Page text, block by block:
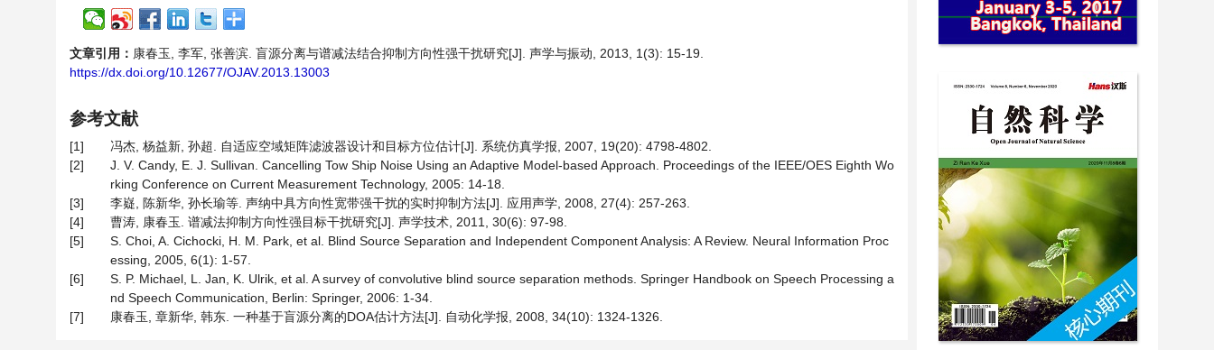
文章引用： 康春玉, 李军, 张善滨. 盲源分离与谱减法结合抑制方向性强干扰研究[J]. 声学与振动, 2013, 1(3): 15-19.
https://dx.doi.org/10.12677/OJAV.2013.13003
参考文献
[1]
冯杰, 杨益新, 孙超. 自适应空域矩阵滤波器设计和目标方位估计[J]. 系统仿真学报, 2007, 19(20): 4798-4802.
[2]
J. V. Candy, E. J. Sullivan. Cancelling Tow Ship Noise Using an Adaptive Model-based Approach. Proceedings of the IEEE/OES Eighth Wo
rking Conference on Current Measurement Technology, 2005: 14-18.
[3]
李嶷, 陈新华, 孙长瑜等. 声纳中具方向性宽带强干扰的实时抑制方法[J]. 应用声学, 2008, 27(4): 257-263.
[4]
曹涛, 康春玉. 谱减法抑制方向性强目标干扰研究[J]. 声学技术, 2011, 30(6): 97-98.
[5]
S. Choi, A. Cichocki, H. M. Park, et al. Blind Source Separation and Independent Component Analysis: A Review. Neural Information Proc
essing, 2005, 6(1): 1-57.
[6]
S. P. Michael, L. Jan, K. Ulrik, et al. A survey of convolutive blind source separation methods. Springer Handbook on Speech Processing a
nd Speech Communication, Berlin: Springer, 2006: 1-34.
[7]
康春玉, 章新华, 韩东. 一种基于盲源分离的DOA估计方法[J]. 自动化学报, 2008, 34(10): 1324-1326.